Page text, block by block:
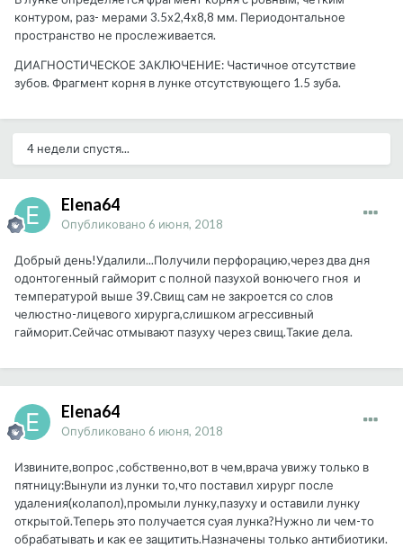
контуром, раз- мерами 3.5х2,4х8,8 мм. Периодонтальное
пространство не прослеживается.
ДИАГНОСТИЧЕСКОЕ ЗАКЛЮЧЕНИЕ: Частичное отсутствие
зубов. Фрагмент корня в лунке отсутствующего 1.5 зуба.
4 недели спустя...
Elena64
Опубликовано 6 июня, 2018
Добрый день!Удалили...Получили перфорацию,через два дня
одонтогенный гайморит с полной пазухой вонючего гноя и
температурой выше 39.Свищ сам не закроется со слов
челюстно-лицевого хирурга,слишком агрессивный
гайморит.Сейчас отмывают пазуху через свищ.Такие дела.
Elena64
Опубликовано 6 июня, 2018
Извините,вопрос ,собственно,вот в чем,врача увижу только в
пятницу:Вынули из лунки то,что поставил хирург после
удаления(колапол),промыли лунку,пазуху и оставили лунку
открытой.Теперь это получается суая лунка?Нужно ли чем-то
обрабатывать и как ее защитить.Назначены только антибиотики.